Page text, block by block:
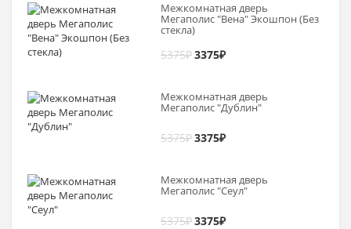
Межкомнатная дверь
Мегаполис "Вена" Экошпон (Без
стекла)
5375₽3375₽
Межкомнатная дверь
Мегаполис "Дублин"
5375₽3375₽
Межкомнатная дверь
Мегаполис "Сеул"
5375₽3375₽